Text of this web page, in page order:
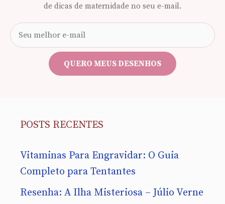
de dicas de maternidade no seu e-mail.
e-
mail
QUERO MEUS DESENHOS
POSTS RECENTES
Vitaminas Para Engravidar: O Guia
Completo para Tentantes
Resenha: A Ilha Misteriosa – Júlio Verne